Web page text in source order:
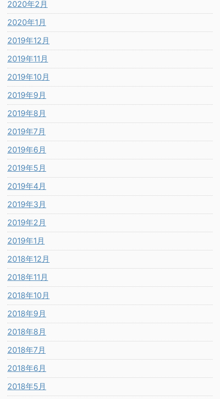
2020年2月
2020年1月
2019年12月
2019年11月
2019年10月
2019年9月
2019年8月
2019年7月
2019年6月
2019年5月
2019年4月
2019年3月
2019年2月
2019年1月
2018年12月
2018年11月
2018年10月
2018年9月
2018年8月
2018年7月
2018年6月
2018年5月